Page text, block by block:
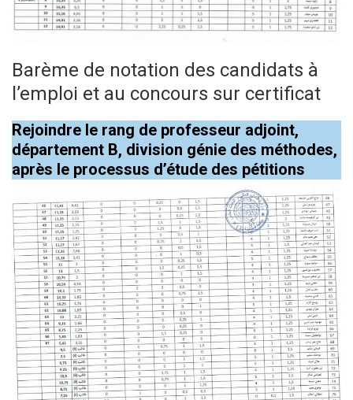
Barème de notation des candidats à
l’emploi et au concours sur certificat
Rejoindre le rang de professeur adjoint,
département B, division génie des méthodes,
après le processus d’étude des pétitions